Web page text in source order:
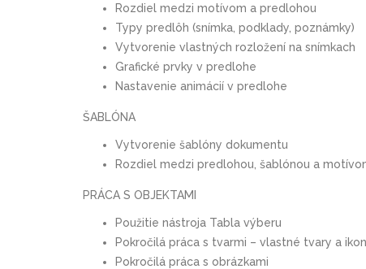
Rozdiel medzi motívom a predlohou
Typy predlôh (snímka, podklady, poznámky)
Vytvorenie vlastných rozložení na snímkach
Grafické prvky v predlohe
Nastavenie animácií v predlohe
ŠABLÓNA
Vytvorenie šablóny dokumentu
Rozdiel medzi predlohou, šablónou a
PRÁCA S OBJEKTAMI
Použitie nástroja Tabla výberu
Pokročilá práca s tvarmi – vlastné tvary a
Pokročilá práca s obrázkami